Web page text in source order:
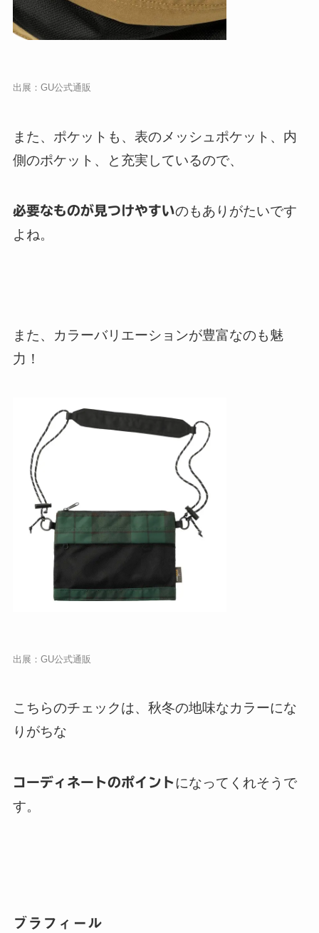
出展： GU公式通販
また、ポケットも、表のメッシュポケット、内
側のポケット、と充実しているので、
必要なものが見つけやすいのもありがたいです
よね。
また、カラーバリエーションが豊富なのも魅
力！
出展： GU公式通販
こちらのチェックは、秋冬の地味なカラーにな
りがちな
コーディネートのポイントになってくれそうで
す。
ブラフィール